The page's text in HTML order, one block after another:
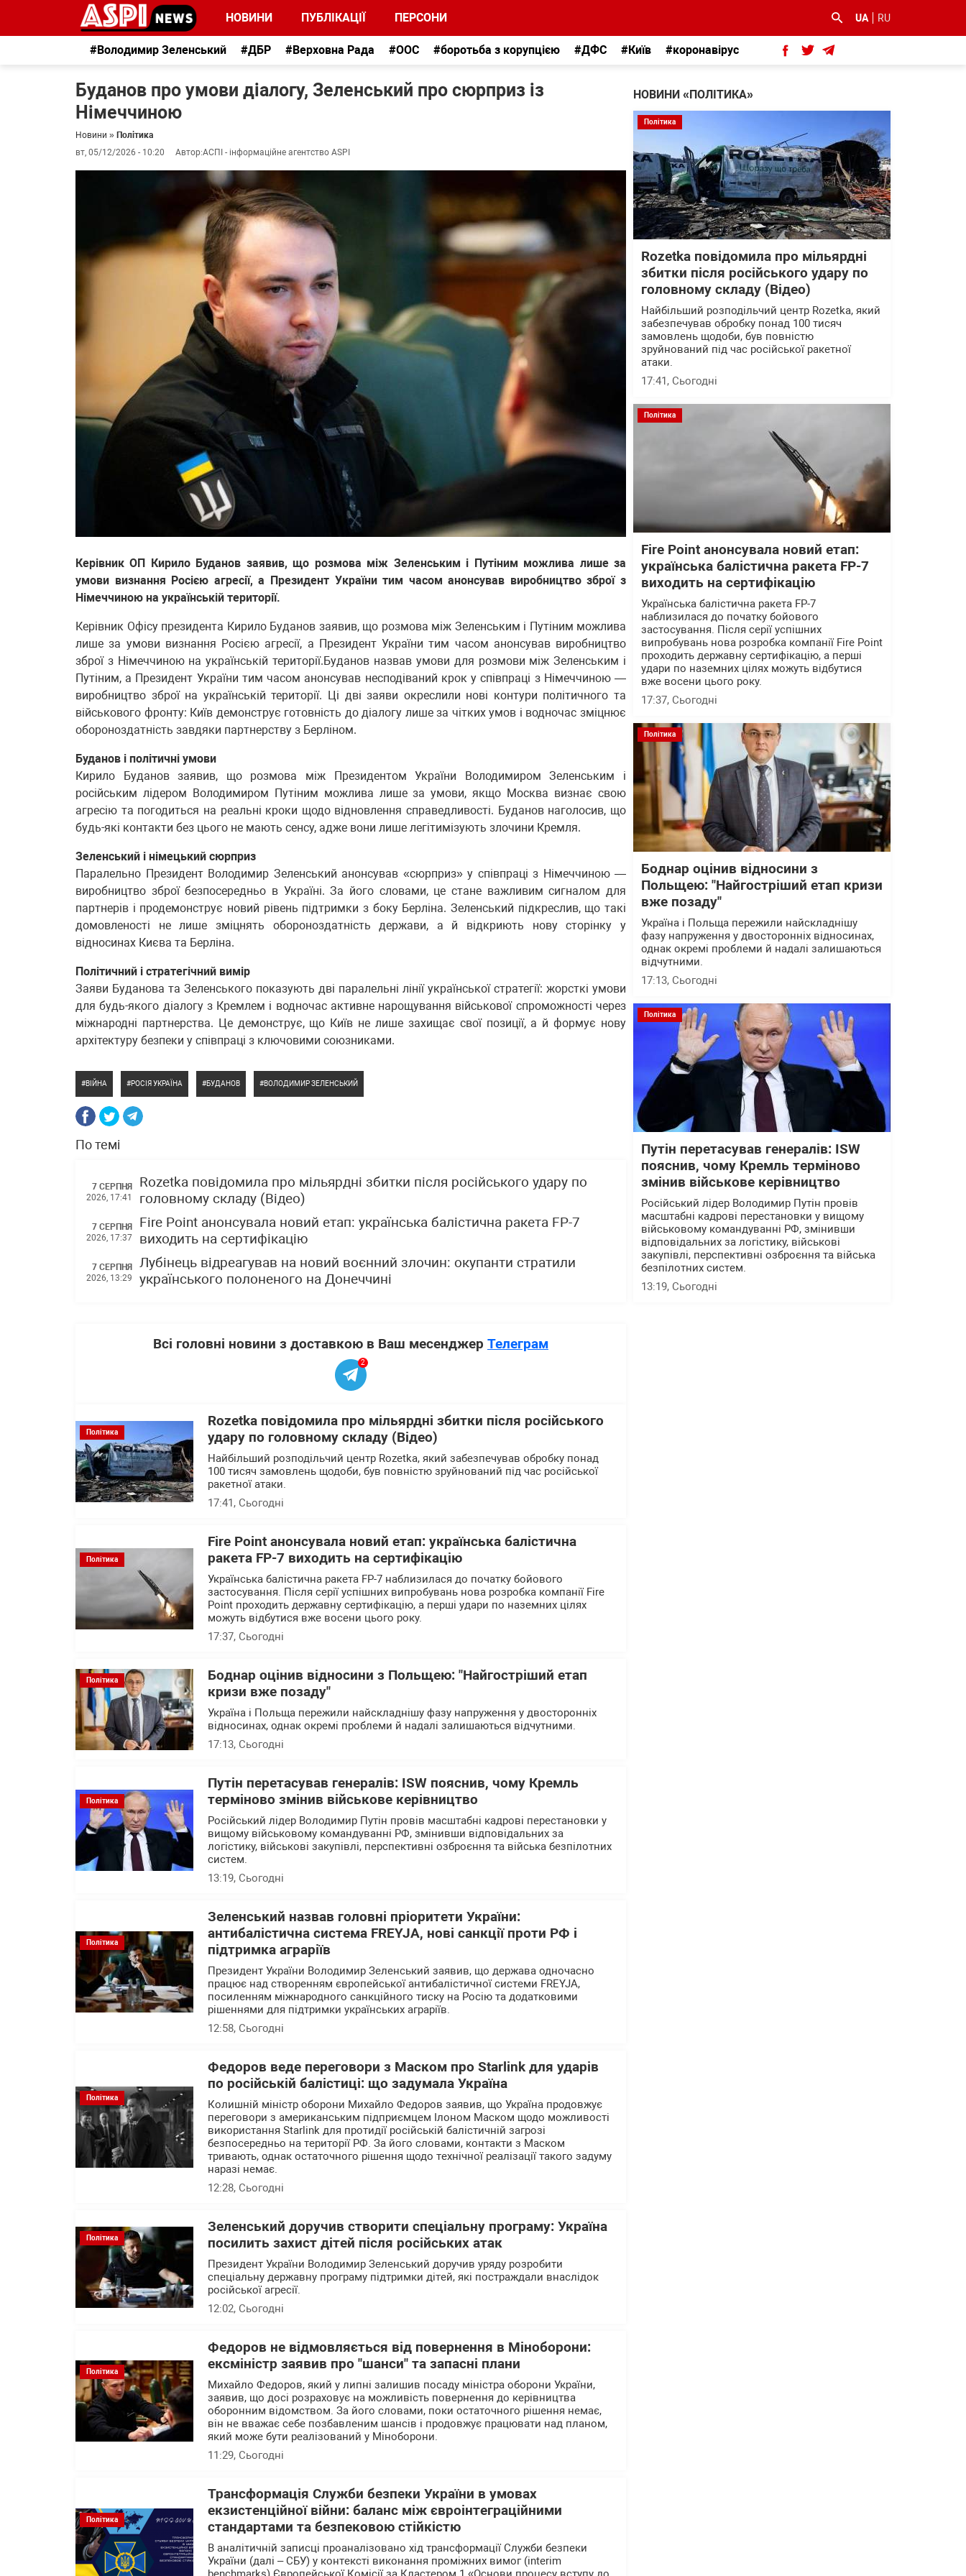
НОВИНИ ПУБЛІКАЦІЇ ПЕРСОНИ UA RU
#Володимир Зеленський #ДБР #Верховна Рада #ООС #боротьба з корупцією #ДФС #Київ #коронавірус
Буданов про умови діалогу, Зеленський про сюрприз із
Німеччиною
Новини » Політика
вт, 05/12/2026 - 10:20
Автор:АСПІ - інформаційне агентство ASPI
Керівник ОП Кирило Буданов заявив, що розмова між Зеленським і Путіним можлива лише за
умови визнання Росією агресії, а Президент України тим часом анонсував виробництво зброї з
Німеччиною на українській території.
Керівник Офісу президента Кирило Буданов заявив, що розмова між Зеленським і Путіним можлива
лише за умови визнання Росією агресії, а Президент України тим часом анонсував виробництво
зброї з Німеччиною на українській території.Буданов назвав умови для розмови між Зеленським і
Путіним, а Президент України тим часом анонсував несподіваний крок у співпраці з Німеччиною —
виробництво зброї на українській території. Ці дві заяви окреслили нові контури політичного та
військового фронту: Київ демонструє готовність до діалогу лише за чітких умов і водночас зміцнює
обороноздатність завдяки партнерству з Берліном.
Буданов і політичні умови
Кирило Буданов заявив, що розмова між Президентом України Володимиром Зеленським і
російським лідером Володимиром Путіним можлива лише за умови, якщо Москва визнає свою
агресію та погодиться на реальні кроки щодо відновлення справедливості. Буданов наголосив, що
будь-які контакти без цього не мають сенсу, адже вони лише легітимізують злочини Кремля.
Зеленський і німецький сюрприз
Паралельно Президент Володимир Зеленський анонсував «сюрприз» у співпраці з Німеччиною —
виробництво зброї безпосередньо в Україні. За його словами, це стане важливим сигналом для
партнерів і продемонструє новий рівень підтримки з боку Берліна. Зеленський підкреслив, що такі
домовленості не лише зміцнять обороноздатність держави, а й відкриють нову сторінку у
відносинах Києва та Берліна.
Політичний і стратегічний вимір
Заяви Буданова та Зеленського показують дві паралельні лінії української стратегії: жорсткі умови
для будь-якого діалогу з Кремлем і водночас активне нарощування військової спроможності через
міжнародні партнерства. Це демонструє, що Київ не лише захищає свої позиції, а й формує нову
архітектуру безпеки у співпраці з ключовими союзниками.
ВІЙНА РОСІЯ УКРАЇНА БУДАНОВ ВОЛОДИМИР ЗЕЛЕНСЬКИЙ
По темі
7 СЕРПНЯ
2026, 17:41
Rozetka повідомила про мільярдні збитки після російського удару по
головному складу (Відео)
7 СЕРПНЯ
2026, 17:37
Fire Point анонсувала новий етап: українська балістична ракета FP-7
виходить на сертифікацію
7 СЕРПНЯ
2026, 13:29
Лубінець відреагував на новий воєнний злочин: окупанти стратили
українського полоненого на Донеччині
Всі головні новини з доставкою в Ваш месенджер Телеграм
2
Політика
Rozetka повідомила про мільярдні збитки після російського
удару по головному складу (Відео)
Найбільший розподільчий центр Rozetka, який забезпечував обробку понад
100 тисяч замовлень щодоби, був повністю зруйнований під час російської
ракетної атаки.
17:41, Сьогодні
Політика
Fire Point анонсувала новий етап: українська балістична
ракета FP-7 виходить на сертифікацію
Українська балістична ракета FP-7 наблизилася до початку бойового
застосування. Після серії успішних випробувань нова розробка компанії Fire
Point проходить державну сертифікацію, а перші удари по наземних цілях
можуть відбутися вже восени цього року.
17:37, Сьогодні
Політика
Боднар оцінив відносини з Польщею: "Найгостріший етап
кризи вже позаду"
Україна і Польща пережили найскладнішу фазу напруження у двосторонніх
відносинах, однак окремі проблеми й надалі залишаються відчутними.
17:13, Сьогодні
Політика
Путін перетасував генералів: ISW пояснив, чому Кремль
терміново змінив військове керівництво
Російський лідер Володимир Путін провів масштабні кадрові перестановки у
вищому військовому командуванні РФ, змінивши відповідальних за
логістику, військові закупівлі, перспективні озброєння та війська безпілотних
систем.
13:19, Сьогодні
Політика
Зеленський назвав головні пріоритети України:
антибалістична система FREYJA, нові санкції проти РФ і
підтримка аграріїв
Президент України Володимир Зеленський заявив, що держава одночасно
працює над створенням європейської антибалістичної системи FREYJA,
посиленням міжнародного санкційного тиску на Росію та додатковими
рішеннями для підтримки українських аграріїв.
12:58, Сьогодні
Політика
Федоров веде переговори з Маском про Starlink для ударів
по російській балістиці: що задумала Україна
Колишній міністр оборони Михайло Федоров заявив, що Україна продовжує
переговори з американським підприємцем Ілоном Маском щодо можливості
використання Starlink для протидії російській балістичній загрозі
безпосередньо на території РФ. За його словами, контакти з Маском
тривають, однак остаточного рішення щодо технічної реалізації такого задуму
наразі немає.
12:28, Сьогодні
Політика
Зеленський доручив створити спеціальну програму: Україна
посилить захист дітей після російських атак
Президент України Володимир Зеленський доручив уряду розробити
спеціальну державну програму підтримки дітей, які постраждали внаслідок
російської агресії.
12:02, Сьогодні
Політика
Федоров не відмовляється від повернення в Міноборони:
ексміністр заявив про "шанси" та запасні плани
Михайло Федоров, який у липні залишив посаду міністра оборони України,
заявив, що досі розраховує на можливість повернення до керівництва
оборонним відомством. За його словами, поки остаточного рішення немає,
він не вважає себе позбавленим шансів і продовжує працювати над планом,
який може бути реалізований у Міноборони.
11:29, Сьогодні
Політика
Трансформація Служби безпеки України в умовах
екзистенційної війни: баланс між євроінтеграційними
стандартами та безпековою стійкістю
В аналітичній записці проаналізовано хід трансформації Служби безпеки
України (далі – СБУ) у контексті виконання проміжних вимог (interim
НОВИНИ «ПОЛІТИКА»
Політика
Rozetka повідомила про мільярдні
збитки після російського удару по
головному складу (Відео)
Найбільший розподільчий центр Rozetka, який
забезпечував обробку понад 100 тисяч
замовлень щодоби, був повністю
зруйнований під час російської ракетної
атаки.
17:41, Сьогодні
Політика
Fire Point анонсувала новий етап:
українська балістична ракета FP-7
виходить на сертифікацію
Українська балістична ракета FP-7
наблизилася до початку бойового
застосування. Після серії успішних
випробувань нова розробка компанії Fire Point
проходить державну сертифікацію, а перші
удари по наземних цілях можуть відбутися
вже восени цього року.
17:37, Сьогодні
Політика
Боднар оцінив відносини з
Польщею: "Найгостріший етап кризи
вже позаду"
Україна і Польща пережили найскладнішу
фазу напруження у двосторонніх відносинах,
однак окремі проблеми й надалі залишаються
відчутними.
17:13, Сьогодні
Політика
Путін перетасував генералів: ISW
пояснив, чому Кремль терміново
змінив військове керівництво
Російський лідер Володимир Путін провів
масштабні кадрові перестановки у вищому
військовому командуванні РФ, змінивши
відповідальних за логістику, військові
закупівлі, перспективні озброєння та війська
безпілотних систем.
13:19, Сьогодні